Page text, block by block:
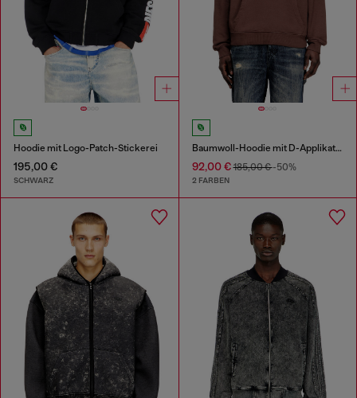
Hoodie mit Logo-Patch-Stickerei
195,00 €
SCHWARZ
Baumwoll-Hoodie mit D-Applikation
92,00 €185,00 €-50%
2 FARBEN